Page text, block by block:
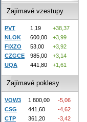
Zajímavé vzestupy
PVT 1,19
+38,37
NLOK
600,00
+3,99
FIXZO
53,00
+3,92
CZGCE
985,00
+3,14
UQA
441,80 +1,61
Zajímavé poklesy
VOW3 1 800,00
-5,06
CSG
441,60
-4,62
CTP
361,20
-3,42